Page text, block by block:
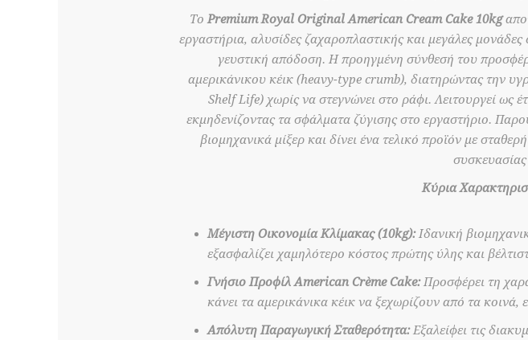
ΤοPremium Royal Original American Cream Cake10kg
εργαστήρια, αλυσίδες ζαχαροπλαστικής και μεγάλες
γευστική απόδοση. Η προηγμένη σύνθεσή του
αμερικάνικου κέικ (heavy-type crumb), διατηρώντας την
Shelf Life) χωρίς να στεγνώνει στο ράφι. Λειτουργεί ως
εκμηδενίζοντας τα σφάλματα ζύγισης στο εργαστήριο.
βιομηχανικά μίξερ και δίνει ένα τελικό προϊόν με
Κύρια
Μέγιστη Οικονομία Κλίμακας (10kg):Ιδανική
εξασφαλίζει χαμηλότερο κόστος πρώτης ύλης και
Γνήσιο Προφίλ American Crème Cake:Προσφέρει τη
κάνει τα αμερικάνικα κέικ να ξεχωρίζουν από τα κοινά,
Απόλυτη Παραγωγική Σταθερότητα:Εξαλείφει τις